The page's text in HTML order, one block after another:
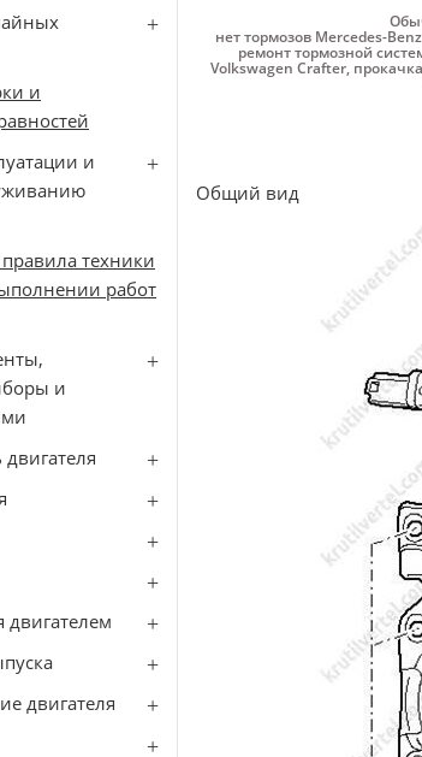
и
и
техники
работ
и
двигателем
двигателя
нет тормозов Mercedes-
ремонт тормозной
Volkswagen Crafter,
Общий вид